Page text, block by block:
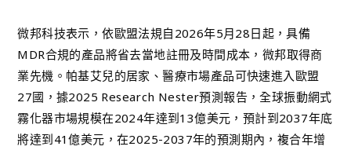
微邦科技表示，依歐盟法規自2026年5月28日起，具備
MDR合規的產品將省去當地註冊及時間成本，微邦取得商
業先機。帕基艾兒的居家、醫療市場產品可快速進入歐盟
27國，據2025 Research Nester預測報告，全球振動網式
霧化器市場規模在2024年達到13億美元，預計到2037年底
將達到41億美元，在2025-2037年的預測期內，複合年增